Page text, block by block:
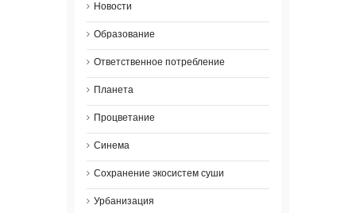
Новости
Образование
Ответственное потребление
Планета
Процветание
Синема
Сохранение экосистем суши
Урбанизация